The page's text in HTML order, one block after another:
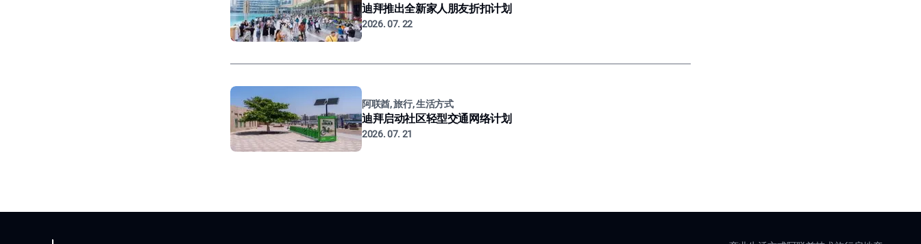
迪拜推出全新家人朋友折扣计划
2026. 07. 22
阿联酋, 旅行, 生活方式
迪拜启动社区轻型交通网络计划
2026. 07. 21